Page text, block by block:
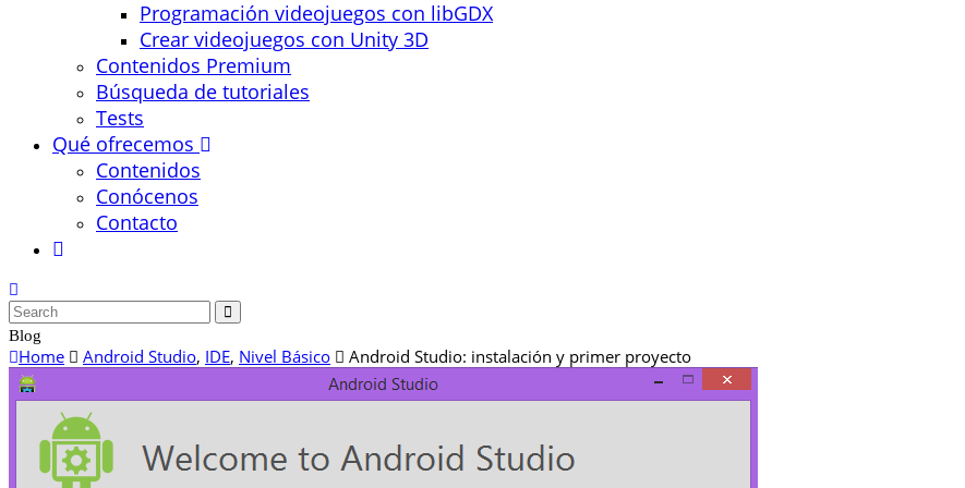
Programación videojuegos con libGDX
Crear videojuegos con Unity 3D
Contenidos Premium
Búsqueda de tutoriales
Tests
Qué ofrecemos
Contenidos
Conócenos
Contacto
Blog
Home Android Studio, IDE, Nivel Básico Android Studio: instalación y primer proyecto